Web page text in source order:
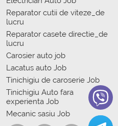
Reparator cutii de viteze_de
lucru
Reparator casete directie_de
lucru
Carosier auto job
Lacatus auto Job
Tinichigiu de caroserie Job
Tinichigiu Auto fara
experienta Job
Mecanic sasiu Job